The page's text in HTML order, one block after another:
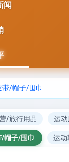
闻
带/帽子/围巾
/旅行用品 运
/帽子/围巾 运动